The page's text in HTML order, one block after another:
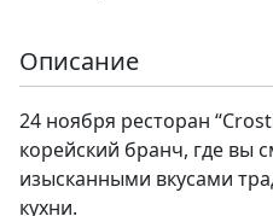
Описание
24 ноября ресторан
корейский бранч, где вы
изысканными вкусами
кухни.